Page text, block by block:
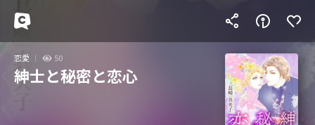
恋愛 50
紳士と秘密と恋心